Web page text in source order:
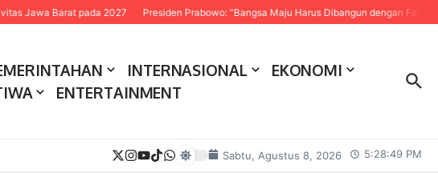
pada 2027 Presiden Prabowo: “Bangsa Maju Harus Dibangun dengan Fakta dan Sains”
INTERNASIONAL
EKONOMI
ENTERTAINMENT
Sabtu, Agustus 8, 2026 5:28:50 PM